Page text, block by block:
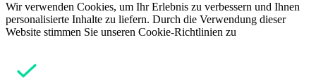
Wir verwenden Cookies, um Ihr Erlebnis zu verbessern und Ihnen
personalisierte Inhalte zu liefern. Durch die Verwendung dieser
Website stimmen Sie unseren Cookie-Richtlinien zu